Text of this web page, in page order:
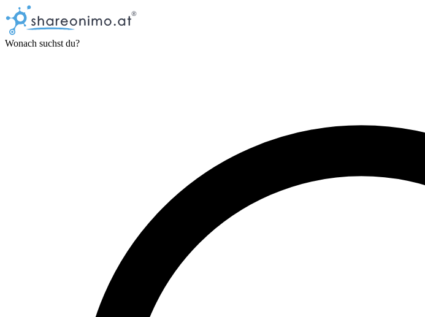
Wonach suchst du?